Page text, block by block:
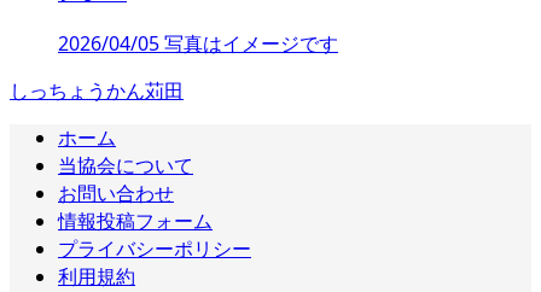
2026/04/05 写真はイメージです
しっちょうかん苅田
ホーム
当協会について
お問い合わせ
情報投稿フォーム
プライバシーポリシー
利用規約